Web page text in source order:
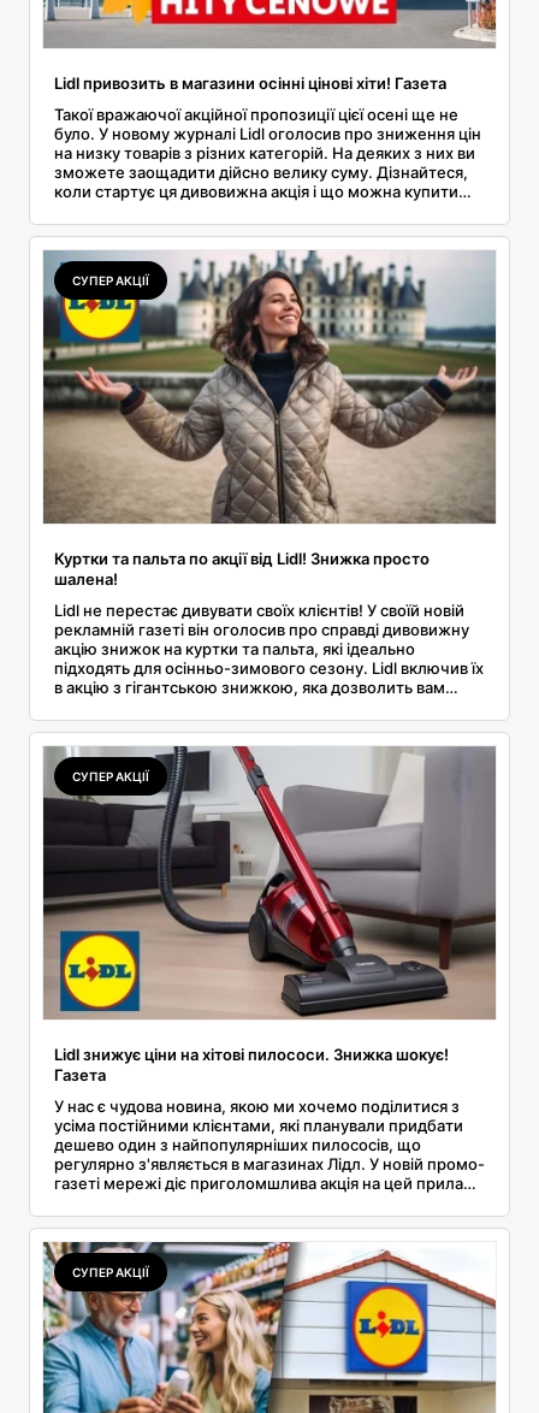
Lidl привозить в магазини осінні цінові хіти! Газета
Такої вражаючої акційної пропозиції цієї осені ще не
було. У новому журналі Lidl оголосив про зниження цін
на низку товарів з різних категорій. На деяких з них ви
зможете заощадити дійсно велику суму. Дізнайтеся,
коли стартує ця дивовижна акція і що можна купити
СУПЕР АКЦІЇ
Куртки та пальта по акції від Lidl! Знижка просто
шалена!
Lidl не перестає дивувати своїх клієнтів! У своїй новій
рекламній газеті він оголосив про справді дивовижну
акцію знижок на куртки та пальта, які ідеально
підходять для осінньо-зимового сезону. Lidl включив їх
в акцію з гігантською знижкою, яка дозволить вам
пропозицію в нашій статті. Прочитайте її!
СУПЕР АКЦІЇ
Lidl знижує ціни на хітові пилососи. Знижка шокує!
Газета
У нас є чудова новина, якою ми хочемо поділитися з
усіма постійними клієнтами, які планували придбати
дешево один з найпопулярніших пилососів, що
регулярно з'являється в магазинах Лідл. У новій промо-
газеті мережі діє приголомшлива акція на цей прилад,
Детальніше про цю цінову можливість читайте в нашій
статті.
СУПЕР АКЦІЇ